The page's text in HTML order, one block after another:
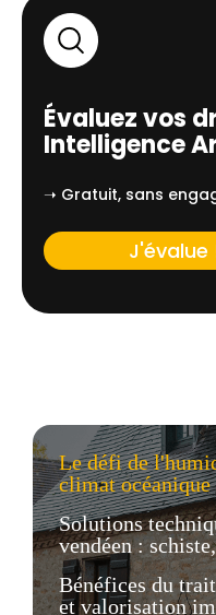
Évaluez vos
Intelligence
➝ Gratuit, sans
J'évalue
Le défi de
climat
Solutions
vendéen :
Bénéfices du
et valorisation